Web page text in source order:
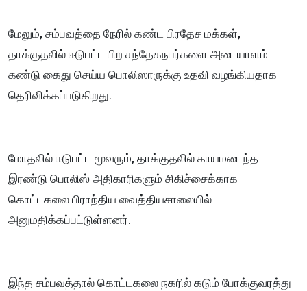
மேலும், சம்பவத்தை நேரில் கண்ட பிரதேச மக்கள்,
தாக்குதலில் ஈடுபட்ட பிற சந்தேகநபர்களை அடையாளம்
கண்டு கைது செய்ய பொலிஸாருக்கு உதவி வழங்கியதாக
தெரிவிக்கப்படுகிறது.
மோதலில் ஈடுபட்ட மூவரும், தாக்குதலில் காயமடைந்த
இரண்டு பொலிஸ் அதிகாரிகளும் சிகிச்சைக்காக
கொட்டகலை பிராந்திய வைத்தியசாலையில்
அனுமதிக்கப்பட்டுள்ளனர்.
இந்த சம்பவத்தால் கொட்டகலை நகரில் கடும் போக்குவரத்து